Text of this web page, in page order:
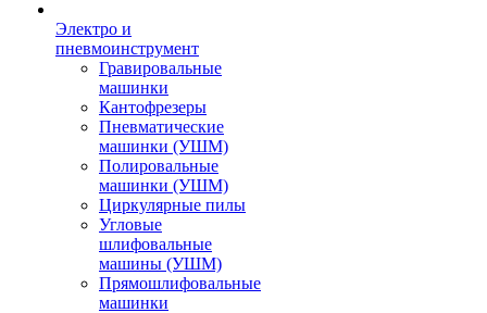
Электро и
пневмоинструмент
Гравировальные
машинки
Кантофрезеры
Пневматические
машинки (УШМ)
Полировальные
машинки (УШМ)
Циркулярные пилы
Угловые
шлифовальные
машины (УШМ)
Прямошлифовальные
машинки